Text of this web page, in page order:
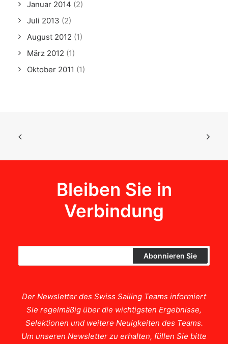
Januar 2014 (2)
Juli 2013 (2)
August 2012 (1)
März 2012 (1)
Oktober 2011 (1)
Bleiben Sie in
Verbindung
Der Newsletter des Swiss Sailing Teams informiert
Sie regelmäßig über die wichtigsten Ergebnisse,
Selektionen und weitere Neuigkeiten des Teams.
Um unseren Newsletter zu erhalten, füllen Sie bitte